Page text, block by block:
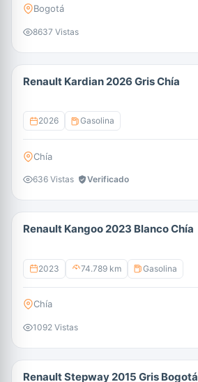
Bogotá
8637 Vistas
Renault Kardian 2026 Gris Chía
2026 Gasolina
Chía
636 Vistas Verificado
Renault Kangoo 2023 Blanco Chía
2023 74.789 km Gasolina
Chía
1092 Vistas
Renault Stepway 2015 Gris Bogotá